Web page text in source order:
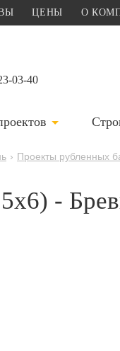
ЦЕНЫ О
03-40
› Проекты рубленных
-